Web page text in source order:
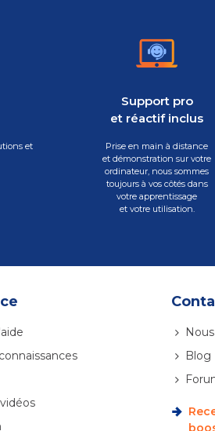
et
Support pro
et réactif inclus
Prise en main à distance
et démonstration sur votre
ordinateur, nous sommes
toujours à vos côtés dans
votre apprentissage
et votre utilisation.
Blog